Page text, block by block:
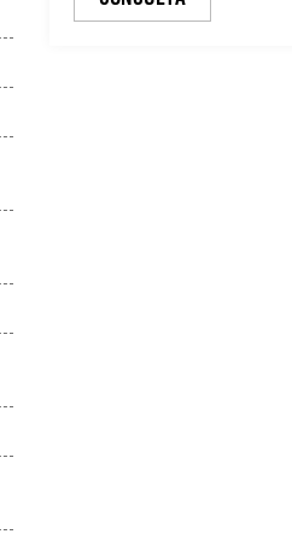
señal de advertencia